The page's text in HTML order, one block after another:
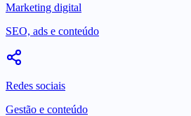
Marketing digital
SEO, ads e conteúdo
Redes sociais
Gestão e conteúdo